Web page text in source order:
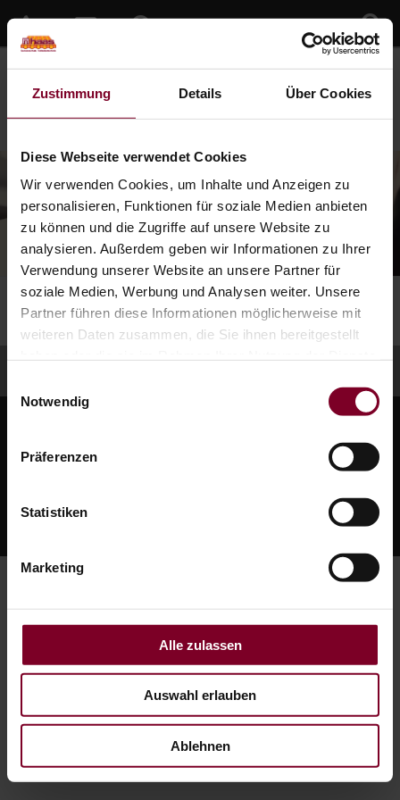
Zustimmung Details Über Cookies
Diese Webseite verwendet Cookies
Wir verwenden Cookies, um Inhalte und Anzeigen zu
personalisieren, Funktionen für soziale Medien anbieten
zu können und die Zugriffe auf unsere Website zu
analysieren. Außerdem geben wir Informationen zu Ihrer
Verwendung unserer Website an unsere Partner für
soziale Medien, Werbung und Analysen weiter. Unsere
Partner führen diese Informationen möglicherweise mit
weiteren Daten zusammen, die Sie ihnen bereitgestellt
Notwendig
Präferenzen
Statistiken
Marketing
Alle zulassen
Auswahl erlauben
Ablehnen
Sie sind hier:Home »Digitaler Kaufberater
Haas Sonnenschutz und Rolladentechnik GmbH